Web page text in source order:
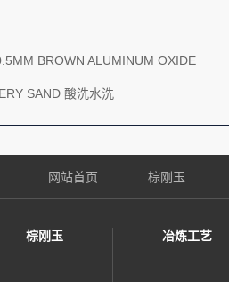
BROWN ALUMINUM OXIDE
SAND 酸洗水洗
网站首页 棕刚玉
棕刚玉 冶炼工艺